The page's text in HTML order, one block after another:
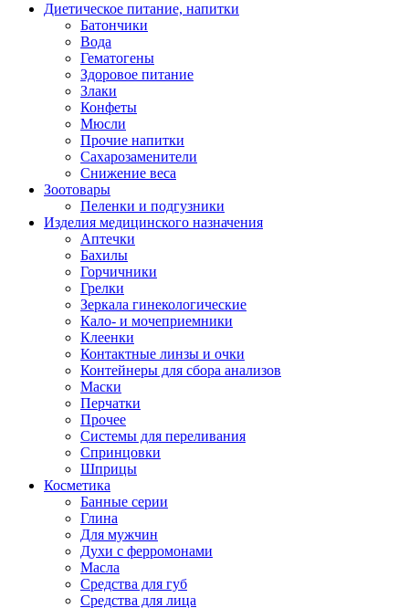
Диетическое питание, напитки
Батончики
Вода
Гематогены
Здоровое питание
Злаки
Конфеты
Мюсли
Прочие напитки
Сахарозаменители
Снижение веса
Зоотовары
Пеленки и подгузники
Изделия медицинского назначения
Аптечки
Бахилы
Горчичники
Грелки
Зеркала гинекологические
Кало- и мочеприемники
Клеенки
Контактные линзы и очки
Контейнеры для сбора анализов
Маски
Перчатки
Прочее
Системы для переливания
Спринцовки
Шприцы
Косметика
Банные серии
Глина
Для мужчин
Духи с ферромонами
Масла
Средства для губ
Средства для лица